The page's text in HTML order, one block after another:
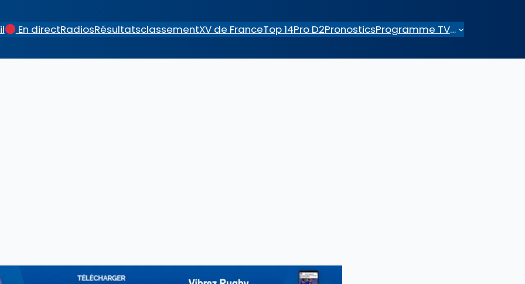
En directRadiosRésultatsclassementXV de FranceTop 14Pro D2PronosticsProgramme TV…